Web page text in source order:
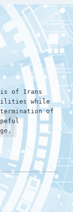
of Irans
while
of